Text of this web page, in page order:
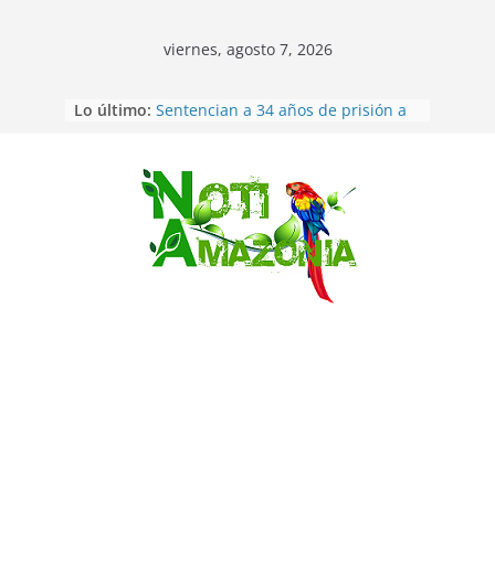
Saltar
viernes, agosto 7, 2026
Lo último: Sentencian a 34 años de prisión a
Vozinha, el arquero sensación de
cabo Verde, ya llegó para
incorporarse a Colo Colo de Chile
Pastaza: la parroquia Diez de
Agosto eligió a su nueva reina por
La “deuda de sueño”: una alerta